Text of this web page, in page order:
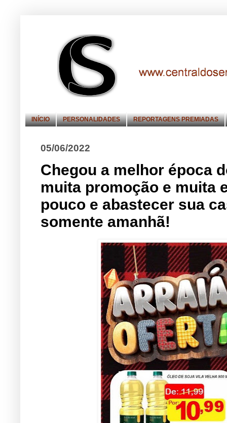
INÍCIO PERSONALIDADES REPORTAGENS PREMIADAS
05/06/2022
Chegou a melhor época
muita promoção e muita
pouco e abastecer sua
somente amanhã!